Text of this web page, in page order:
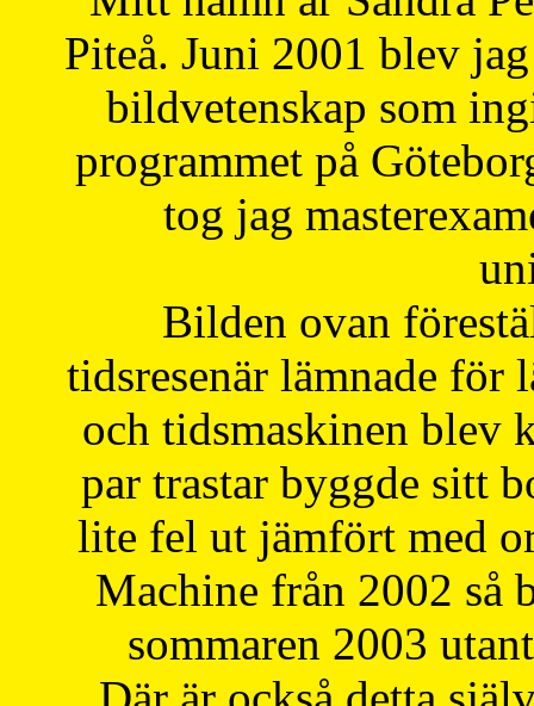
Piteå. Juni 2001 blev
bildvetenskap som
programmet på
tog jag
Bilden ovan
tidsresenär lämnade för
och tidsmaskinen blev
par trastar byggde sitt
lite fel ut jämfört med
Machine från 2002 så
sommaren 2003